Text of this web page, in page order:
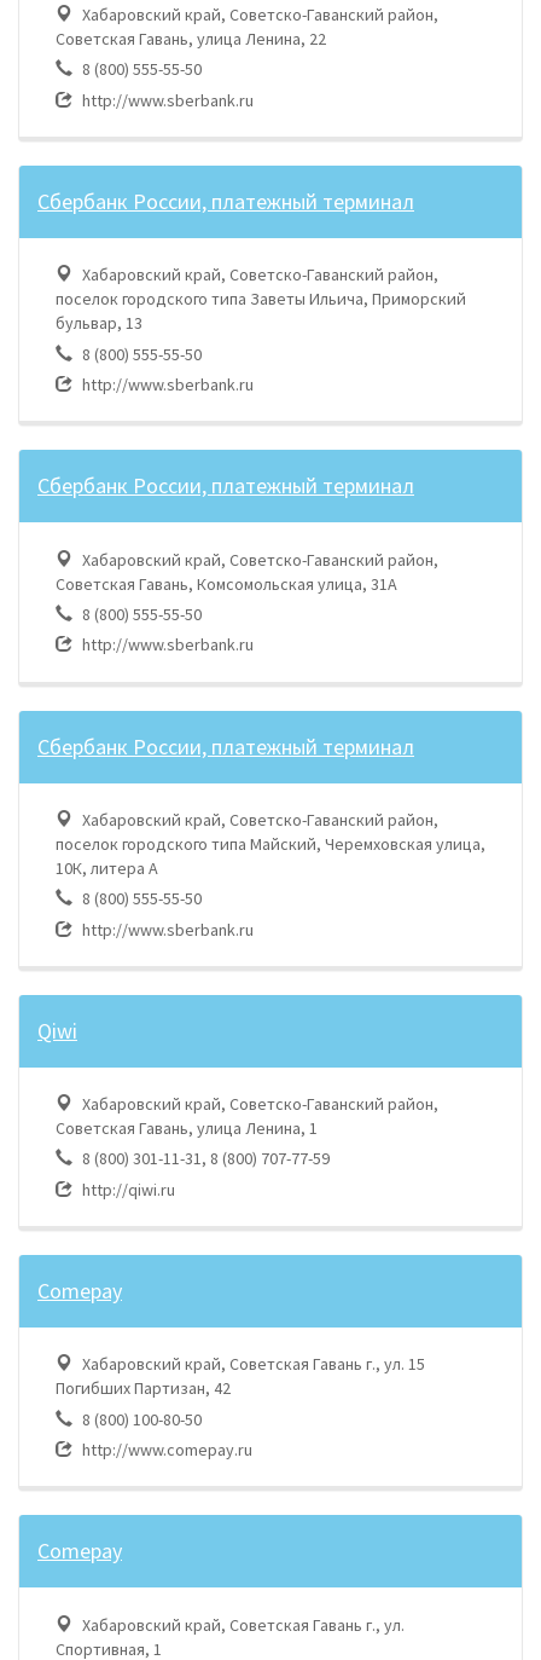
Хабаровский край, Советско-Гаванский район,
Советская Гавань, улица Ленина, 22
8 (800) 555-55-50
http://www.sberbank.ru
Сбербанк России, платежный терминал
Хабаровский край, Советско-Гаванский район,
поселок городского типа Заветы Ильича, Приморский
бульвар, 13
8 (800) 555-55-50
http://www.sberbank.ru
Сбербанк России, платежный терминал
Хабаровский край, Советско-Гаванский район,
Советская Гавань, Комсомольская улица, 31А
8 (800) 555-55-50
http://www.sberbank.ru
Сбербанк России, платежный терминал
Хабаровский край, Советско-Гаванский район,
поселок городского типа Майский, Черемховская улица,
10К, литера А
8 (800) 555-55-50
http://www.sberbank.ru
Qiwi
Хабаровский край, Советско-Гаванский район,
Советская Гавань, улица Ленина, 1
8 (800) 301-11-31, 8 (800) 707-77-59
http://qiwi.ru
Comepay
Хабаровский край, Советская Гавань г., ул. 15
Погибших Партизан, 42
8 (800) 100-80-50
http://www.comepay.ru
Comepay
Хабаровский край, Советская Гавань г., ул.
Спортивная, 1